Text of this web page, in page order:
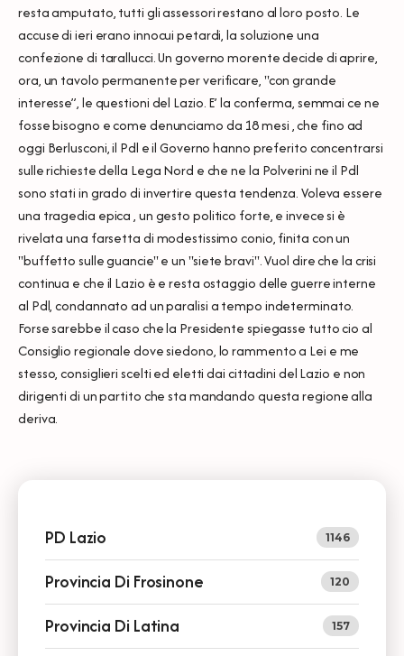
resta amputato, tutti gli assessori restano al loro posto. Le
accuse di ieri erano innocui petardi, la soluzione una
confezione di tarallucci. Un governo morente decide di aprire,
ora, un tavolo permanente per verificare, "con grande
interesse”, le questioni del Lazio. E’ la conferma, semmai ce ne
fosse bisogno e come denunciamo da 18 mesi , che fino ad
oggi Berlusconi, il Pdl e il Governo hanno preferito concentrarsi
sulle richieste della Lega Nord e che ne la Polverini ne il Pdl
sono stati in grado di invertire questa tendenza. Voleva essere
una tragedia epica , un gesto politico forte, e invece si è
rivelata una farsetta di modestissimo conio, finita con un
"buffetto sulle guancie" e un "siete bravi". Vuol dire che la crisi
continua e che il Lazio è e resta ostaggio delle guerre interne
al Pdl, condannato ad un paralisi a tempo indeterminato.
Forse sarebbe il caso che la Presidente spiegasse tutto cio al
Consiglio regionale dove siedono, lo rammento a Lei e me
stesso, consiglieri scelti ed eletti dai cittadini del Lazio e non
dirigenti di un partito che sta mandando questa regione alla
deriva.
PD Lazio 1146
Provincia Di Frosinone 120
Provincia Di Latina 157